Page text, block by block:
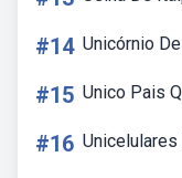
#14 Unicórnio
#15 Unico Pais
#16